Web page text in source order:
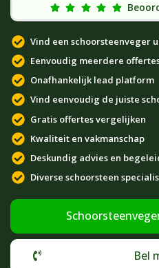
Vind een schoorsteenveger
Eenvoudig meerdere
Onafhankelijk lead platform
Vind eenvoudig de juiste
Gratis offertes vergelijken
Kwaliteit en vakmanschap
Deskundig advies en
Diverse schoorsteen
Bel